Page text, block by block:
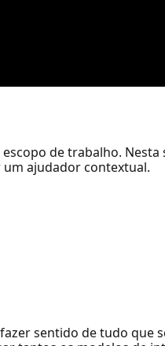
de trabalho. Nesta
ajudador contextual.
sentido de tudo que